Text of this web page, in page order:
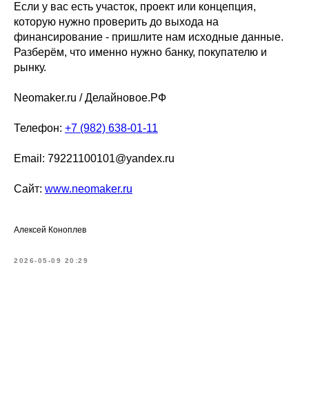
Если у вас есть участок, проект или концепция,
которую нужно проверить до выхода на
финансирование - пришлите нам исходные данные.
Разберём, что именно нужно банку, покупателю и
рынку.
Neomaker.ru / Делайновое.РФ
Телефон: +7 (982) 638-01-11
Email: 79221100101@yandex.ru
Сайт: www.neomaker.ru
Алексей Коноплев
2026-05-09 20:29